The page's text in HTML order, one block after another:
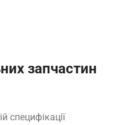
запчастин
специфікації